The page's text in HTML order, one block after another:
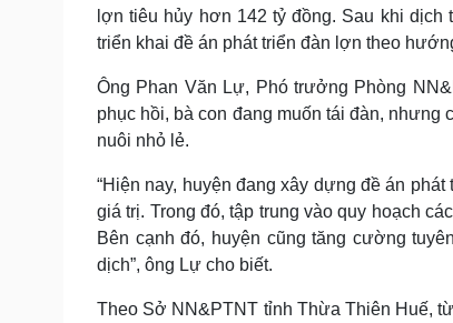
lợn tiêu hủy hơn 142 tỷ đồng. Sau khi
triển khai đề án phát triển đàn lợn theo
Ông Phan Văn Lự, Phó trưởng Phòng
phục hồi, bà con đang muốn tái đàn,
nuôi nhỏ lẻ.
“Hiện nay, huyện đang xây dựng đề án
giá trị. Trong đó, tập trung vào quy hoạch
Bên cạnh đó, huyện cũng tăng cường
dịch”, ông Lự cho biết.
Theo Sở NN&PTNT tỉnh Thừa Thiên Huế,